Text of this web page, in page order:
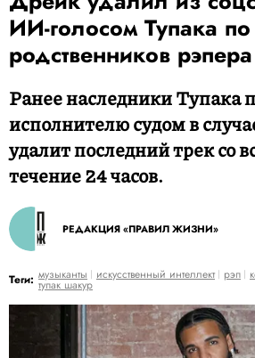
ИИ-голосом Тупака
родственников рэпера
Ранее наследники Тупака
исполнителю судом в
удалит последний трек со
течение 24 часов.
РЕДАКЦИЯ «ПРАВИЛ ЖИЗНИ»
Теги: музыканты искусственный интеллект рэп
тупак шакур